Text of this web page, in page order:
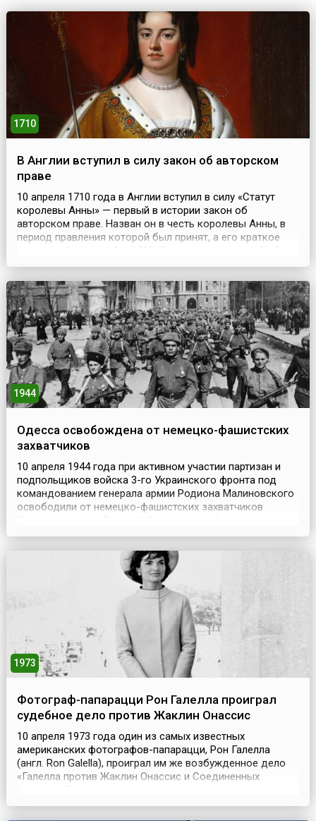
1710
В Англии вступил в силу закон об авторском
праве
10 апреля 1710 года в Англии вступил в силу «Статут
королевы Анны» — первый в истории закон об
авторском праве. Назван он в честь королевы Анны, в
период правления которой был принят, а его краткое
for the Encouragement of Learning, by vesting the Copies of
during the Times therein ...
1944
Одесса освобождена от немецко-фашистских
захватчиков
10 апреля 1944 года при активном участии партизан и
подпольщиков войска 3-го Украинского фронта под
командованием генерала армии Родиона Малиновского
освободили от немецко-фашистских захватчиков
войны.Освобождение города явилось частью
войсками 3-го Украинского фронта при содействии сил
Черноморского флота 26...
1973
Фотограф-папарацци Рон Галелла проиграл
судебное дело против Жаклин Онассис
10 апреля 1973 года один из самых известных
американских фотографов-папарацци, Рон Галелла
(англ. Ron Galella), проиграл им же возбужденное дело
«Галелла против Жаклин Онассис и Соединенных
богатых, ну и, конечно, самых ненавистых папарацци в